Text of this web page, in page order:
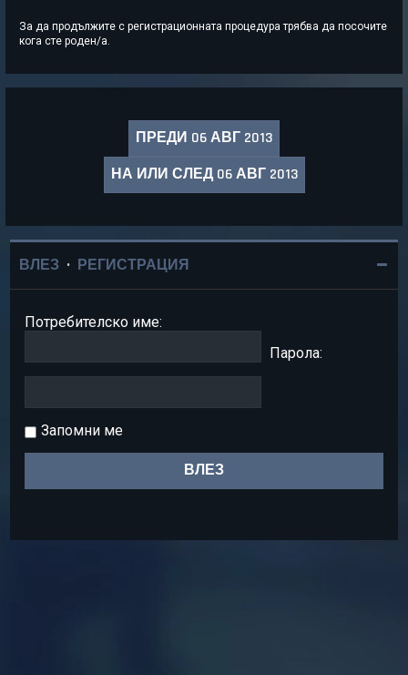
За да продължите с регистрационната процедура трябва да посочите
кога сте роден/а.
ВЛЕЗ • РЕГИСТРАЦИЯ
Потребителско име:
Парола:
Запомни ме